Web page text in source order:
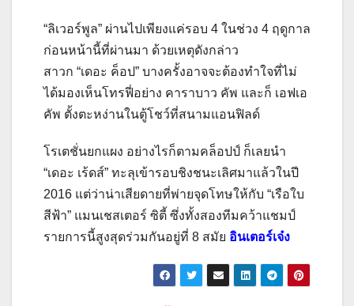
“ลิเวอร์พูล” ผ่านไปเพียงแค่รอบ 4 ในช่วง 4 ฤดูกาล
ก่อนหน้านี้ที่ผ่านมา ด้วยเหตุดังกล่าว
สาวก “เดอะ ค็อป” บางครั้งอาจจะต้องทำใจที่ไม่
ได้มองเห็นโทรฟี่อย่าง คาราบาว คัพ และก็ เอฟเอ
คัพ ตั้งตะหง่านในตู้โชว์ที่สนามแอนฟิลด์
โรเตชั่นยกแผง อย่างไรก็ตามคล็อปป์ ก็เลยนำ
“เดอะ เร้ดส์” ทะลุเข้ารอบชิงชนะเลิศมาแล้วในปี
2016 แต่ว่าน่าเสียดายที่พ่ายจุดโทษให้กับ “เรือใบ
สีฟ้า” แมนเชสเตอร์ ซิตี้ ซึ่งทั้งสองทีมคว้าแชมป์
รายการนี้สูงสุดร่วมกันอยู่ที่ 8 สมัย อินเตอร์เจ๋ง